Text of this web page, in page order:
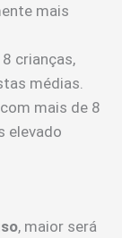
mais
crianças,
médias.
mais de 8
elevado
, maior será